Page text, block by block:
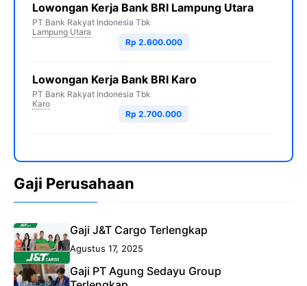
Lowongan Kerja Bank BRI Lampung Utara
PT Bank Rakyat Indonesia Tbk
Lampung Utara
Rp 2.600.000
Lowongan Kerja Bank BRI Karo
PT Bank Rakyat Indonesia Tbk
Karo
Rp 2.700.000
Gaji Perusahaan
Gaji J&T Cargo Terlengkap
Agustus 17, 2025
Gaji PT Agung Sedayu Group